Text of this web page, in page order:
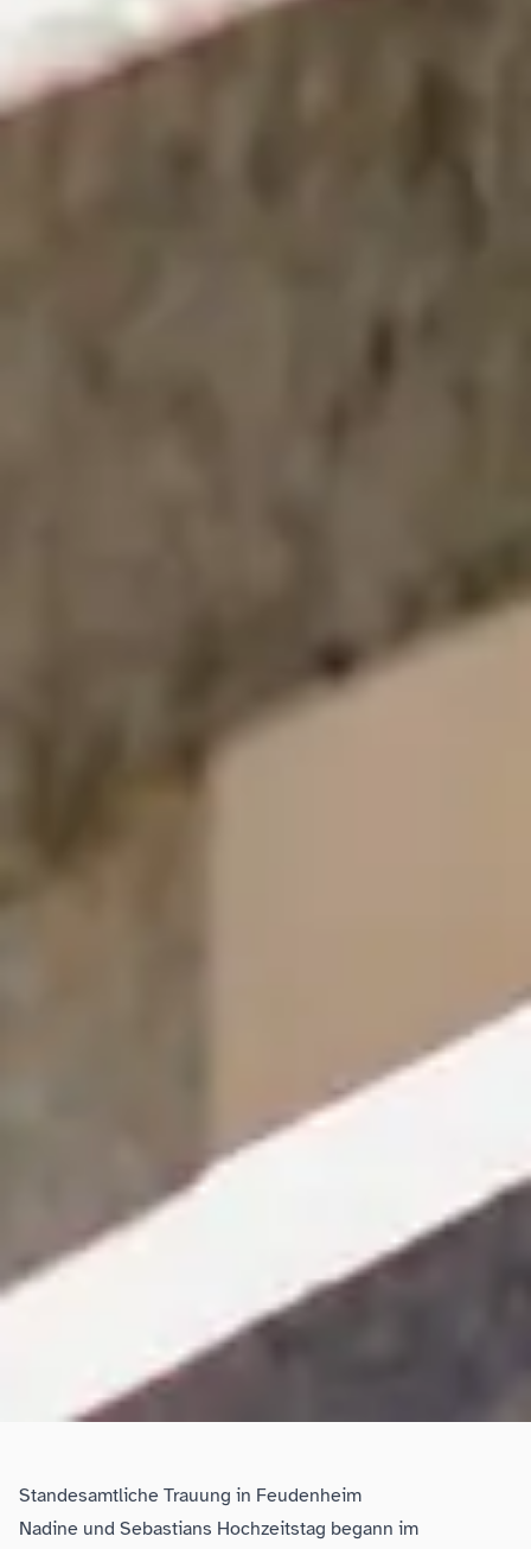
Standesamtliche Trauung in Feudenheim
Nadine und Sebastians Hochzeitstag begann im